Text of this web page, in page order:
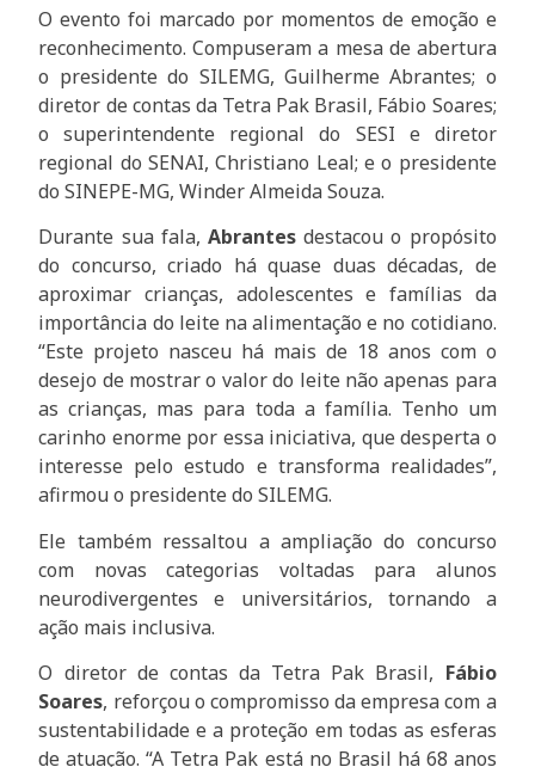
O evento foi marcado por momentos de emoção e
reconhecimento. Compuseram a mesa de abertura
o presidente do SILEMG, Guilherme Abrantes; o
diretor de contas da Tetra Pak Brasil, Fábio Soares;
o superintendente regional do SESI e diretor
regional do SENAI, Christiano Leal; e o presidente
do SINEPE-MG, Winder Almeida Souza.
Durante sua fala, Abrantes destacou o propósito
do concurso, criado há quase duas décadas, de
aproximar crianças, adolescentes e famílias da
importância do leite na alimentação e no cotidiano.
“Este projeto nasceu há mais de 18 anos com o
desejo de mostrar o valor do leite não apenas para
as crianças, mas para toda a família. Tenho um
carinho enorme por essa iniciativa, que desperta o
interesse pelo estudo e transforma realidades”,
afirmou o presidente do SILEMG.
Ele também ressaltou a ampliação do concurso
com novas categorias voltadas para alunos
neurodivergentes e universitários, tornando a
ação mais inclusiva.
O diretor de contas da Tetra Pak Brasil, Fábio
Soares, reforçou o compromisso da empresa com a
sustentabilidade e a proteção em todas as esferas
de atuação. “A Tetra Pak está no Brasil há 68 anos